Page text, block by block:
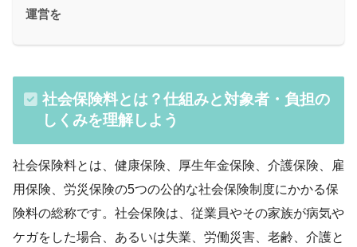
運営を
社会保険料とは？仕組みと対象者・負担の
しくみを理解しよう
社会保険料とは、健康保険、厚生年金保険、介護保険、雇
用保険、労災保険の5つの公的な社会保険制度にかかる保
険料の総称です。社会保険は、従業員やその家族が病気や
ケガをした場合、あるいは失業、労働災害、老齢、介護と